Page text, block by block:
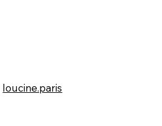
loucine.paris